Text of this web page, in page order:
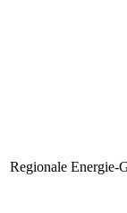
Regionale Energie-